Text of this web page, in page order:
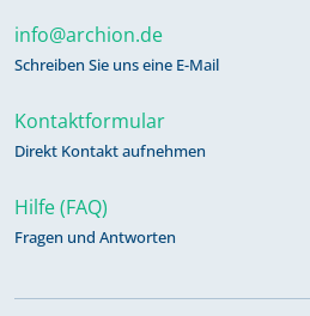
info@archion.de
Schreiben Sie uns eine E-Mail
Kontaktformular
Direkt Kontakt aufnehmen
Hilfe (FAQ)
Fragen und Antworten